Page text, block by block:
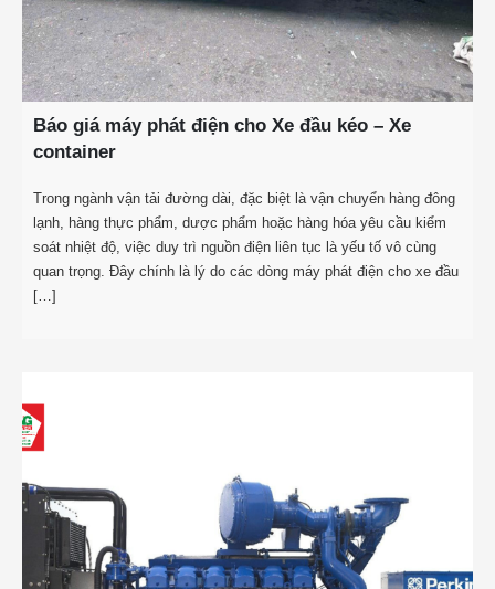
Báo giá máy phát điện cho Xe đầu kéo – Xe
container
Trong ngành vận tải đường dài, đặc biệt là vận chuyển hàng đông
lạnh, hàng thực phẩm, dược phẩm hoặc hàng hóa yêu cầu kiểm
soát nhiệt độ, việc duy trì nguồn điện liên tục là yếu tố vô cùng
quan trọng. Đây chính là lý do các dòng máy phát điện cho xe đầu
[…]